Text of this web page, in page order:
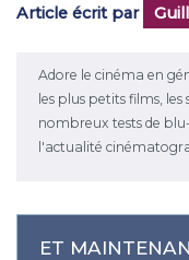
Article écrit par
Adore le cinéma en
les plus petits films, les
nombreux tests de
l'actualité
ET